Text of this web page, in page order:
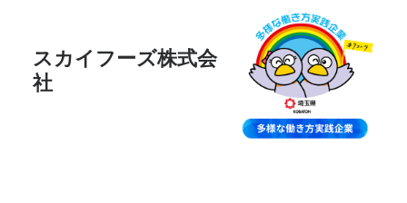
スカイフーズ株式会
社